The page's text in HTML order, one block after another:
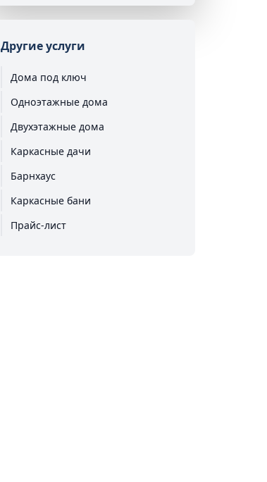
Другие услуги
Дома под ключ
Одноэтажные дома
Двухэтажные дома
Каркасные дачи
Барнхаус
Каркасные бани
Прайс-лист